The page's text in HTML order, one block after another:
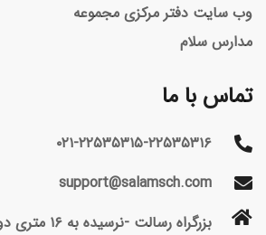
وب سایت دفتر مرکزی مجموعه
مدارس سلام
تماس با ما
۰۲۱-۲۲۵۳۵۳۱۵-۲۲۵۳۵۳۱۶
support@salamsch.com
بزرگراه